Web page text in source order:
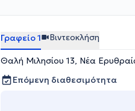
Γραφείο 1 Βιντεοκλήση
Θαλή Μιλησίου 13, Νέα
Επόμενη διαθεσιμότητα